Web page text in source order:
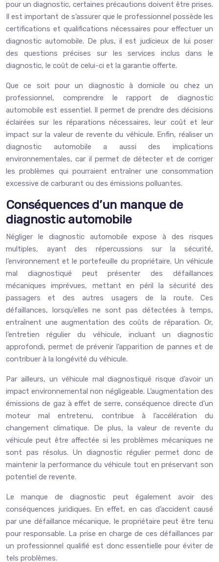
pour un diagnostic, certaines précautions doivent être prises.
Il est important de s’assurer que le professionnel possède les
certifications et qualifications nécessaires pour effectuer un
diagnostic automobile. De plus, il est judicieux de lui poser
des questions précises sur les services inclus dans le
diagnostic, le coût de celui-ci et la garantie offerte.
Que ce soit pour un diagnostic à domicile ou chez un
professionnel, comprendre le rapport de diagnostic
automobile est essentiel. Il permet de prendre des décisions
éclairées sur les réparations nécessaires, leur coût et leur
impact sur la valeur de revente du véhicule. Enfin, réaliser un
diagnostic automobile a aussi des implications
environnementales, car il permet de détecter et de corriger
les problèmes qui pourraient entraîner une consommation
excessive de carburant ou des émissions polluantes.
Conséquences d’un manque de
diagnostic automobile
Négliger le diagnostic automobile expose à des risques
multiples, ayant des répercussions sur la sécurité,
l’environnement et le portefeuille du propriétaire. Un véhicule
mal diagnostiqué peut présenter des défaillances
mécaniques imprévues, mettant en péril la sécurité des
passagers et des autres usagers de la route. Ces
défaillances, lorsqu’elles ne sont pas détectées à temps,
entraînent une augmentation des coûts de réparation. Or,
l’entretien régulier du véhicule, incluant un diagnostic
approfondi, permet de prévenir l’apparition de pannes et de
contribuer à la longévité du véhicule.
Par ailleurs, un véhicule mal diagnostiqué risque d’avoir un
impact environnemental non négligeable. L’augmentation des
émissions de gaz à effet de serre, conséquence directe d’un
moteur mal entretenu, contribue à l’accélération du
changement climatique. De plus, la valeur de revente du
véhicule peut être affectée si les problèmes mécaniques ne
sont pas résolus. Un diagnostic régulier permet donc de
maintenir la performance du véhicule tout en préservant son
potentiel de revente.
Le manque de diagnostic peut également avoir des
conséquences juridiques. En effet, en cas d’accident causé
par une défaillance mécanique, le propriétaire peut être tenu
pour responsable. La prise en charge de ces défaillances par
un professionnel qualifié est donc essentielle pour éviter de
tels problèmes.